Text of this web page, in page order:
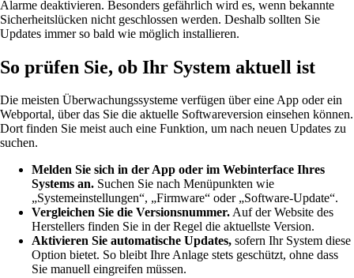
Alarme deaktivieren. Besonders gefährlich wird es, wenn bekannte
Sicherheitslücken nicht geschlossen werden. Deshalb sollten Sie
Updates immer so bald wie möglich installieren.
So prüfen Sie, ob Ihr System aktuell ist
Die meisten Überwachungssysteme verfügen über eine App oder ein
Webportal, über das Sie die aktuelle Softwareversion einsehen können.
Dort finden Sie meist auch eine Funktion, um nach neuen Updates zu
suchen.
Melden Sie sich in der App oder im Webinterface Ihres
Systems an. Suchen Sie nach Menüpunkten wie
„Systemeinstellungen“, „Firmware“ oder „Software-Update“.
Vergleichen Sie die Versionsnummer.Auf der Website des
Herstellers finden Sie in der Regel die aktuellste Version.
Aktivieren Sie automatische Updates, sofern Ihr System diese
Option bietet. So bleibt Ihre Anlage stets geschützt, ohne dass
Sie manuell eingreifen müssen.